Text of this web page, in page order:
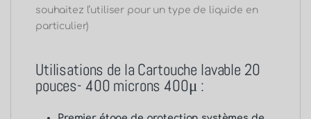
souhaitez l’utiliser pour un type de liquide en
particulier)
Utilisations de la Cartouche lavable 20
pouces- 400 microns 400μ :